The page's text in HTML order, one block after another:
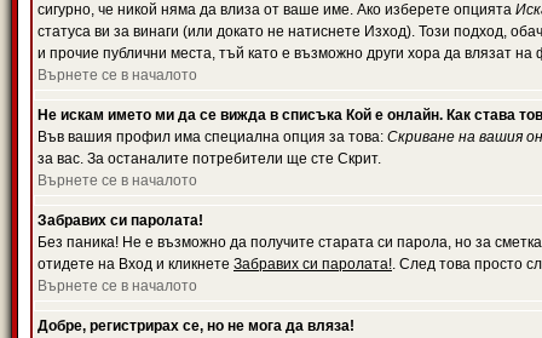
сигурно, че никой няма да влиза от ваше име. Ако изберете опцията
статуса ви за винаги (или докато не натиснете Изход). Този подход,
и прочие публични места, тъй като е възможно други хора да влязат
Върнете се в началото
Не искам името ми да се вижда в списъка Кой е онлайн. Как става
Във вашия профил има специална опция за това: Скриване на вашия
за вас. За останалите потребители ще сте Скрит.
Върнете се в началото
Забравих си паролата!
Без паника! Не е възможно да получите старата си парола, но за
отидете на Вход и кликнете Забравих си паролата!. След това просто
Върнете се в началото
Добре, регистрирах се, но не мога да вляза!